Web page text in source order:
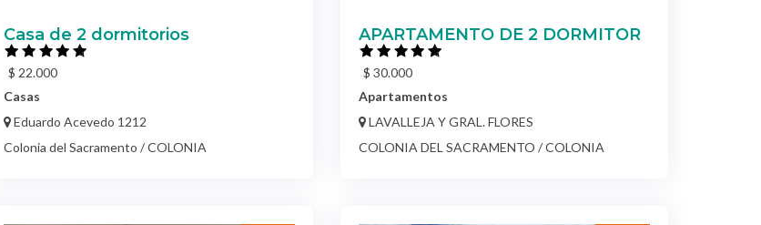
$ 22.000
Casas
Eduardo Acevedo 1212
Colonia del Sacramento / COLONIA
$ 30.000
Apartamentos
LAVALLEJA Y GRAL. FLORES
COLONIA DEL SACRAMENTO / COLONIA